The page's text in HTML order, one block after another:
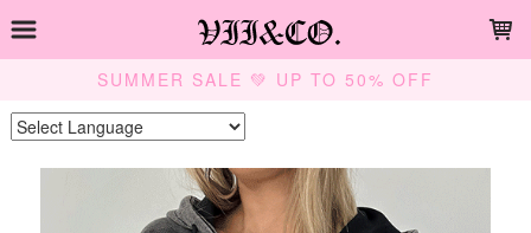
SUMMER SALE 💚 UP TO 50% OFF